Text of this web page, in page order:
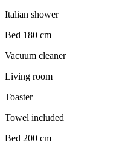
Italian shower
Bed 180 cm
Vacuum cleaner
Living room
Toaster
Towel included
Bed 200 cm